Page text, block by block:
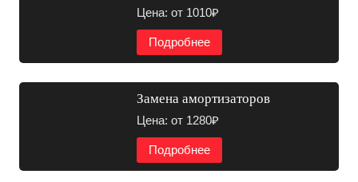
Цена: от 1010₽
Подробнее
Замена амортизаторов
Цена: от 1280₽
Подробнее